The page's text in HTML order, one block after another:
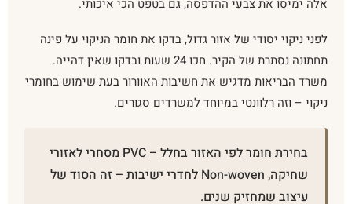
אלה ימיסו את צבעי ההדפסה, גם בטפט הכי איכותי.
לפני ניקוי יסודי של אזור גדול, בדקו את חומר הניקוי על פינה
תחתונה נסתרת של הקיר. חכו 24 שעות ובדקו שאין דהייה.
משרד הבריאות מדגיש את חשיבות האוורור בעת שימוש בחומרי
ניקוי – וזה רלוונטי במיוחד למשרדים סגורים.
בחירת חומר לפי האזור בחלל – PVC מסחרי לאזורי
שחיקה, Non-woven לחדרי ישיבות – זה הסוד של
עיצוב שמחזיק שנים.